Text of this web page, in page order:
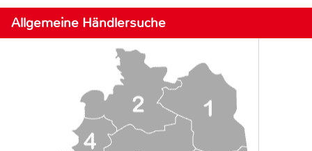
Allgemeine Händlersuche